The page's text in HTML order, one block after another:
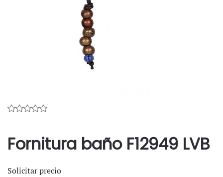
Fornitura baño F12949 LVB
Solicitar precio